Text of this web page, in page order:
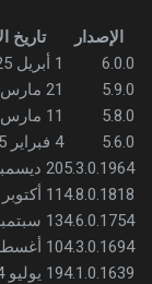
الإصدار تاريخ
6.0.0
1 أبريل 2025
5.9.0
21 مارس 2025
5.8.0
11 مارس 2025
5.6.0
4 فبراير 2025
5.3.0.196420 ديسمبر 2024
4.8.0.181811 أكتوبر 2024
4.6.0.175413 سبتمبر 2024
4.3.0.169410 أغسطس 2024
4.1.0.163919 يوليو 2024